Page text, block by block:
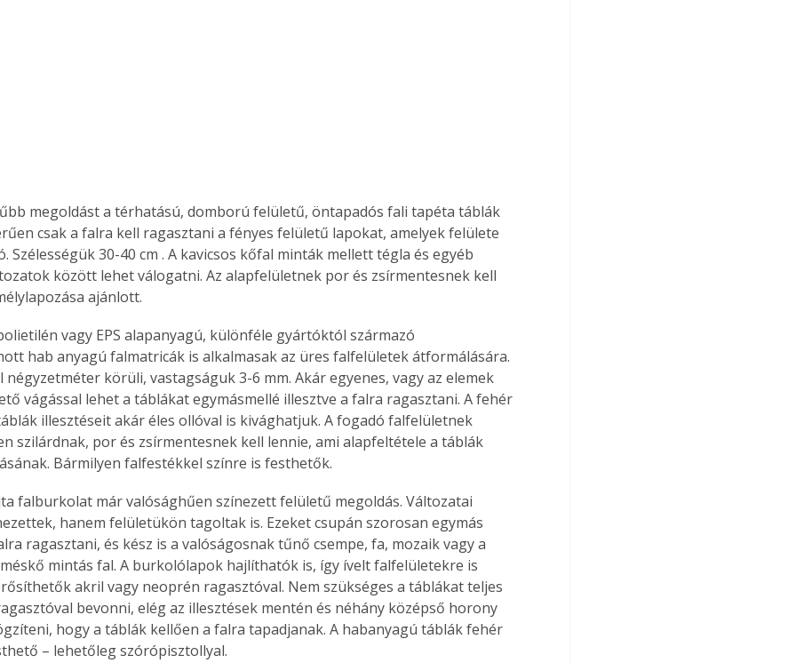
megoldást a térhatású, domború felületű, öntapadós fali tapéta táblák
csak a falra kell ragasztani a fényes felületű lapokat, amelyek felülete
Szélességük 30-40 cm . A kavicsos kőfal minták mellett tégla és egyéb
között lehet válogatni. Az alapfelületnek por és zsírmentesnek kell
ajánlott.
vagy EPS alapanyagú, különféle gyártóktól származó
hab anyagú falmatricák is alkalmasak az üres falfelületek átformálására.
négyzetméter körüli, vastagságuk 3-6 mm. Akár egyenes, vagy az elemek
vágással lehet a táblákat egymásmellé illesztve a falra ragasztani. A fehér
illesztéseit akár éles ollóval is kivághatjuk. A fogadó falfelületnek
szilárdnak, por és zsírmentesnek kell lennie, ami alapfeltétele a táblák
Bármilyen falfestékkel színre is festhetők.
falburkolat már valósághűen színezett felületű megoldás. Változatai
hanem felületükön tagoltak is. Ezeket csupán szorosan egymás
ragasztani, és kész is a valóságosnak tűnő csempe, fa, mozaik vagy a
mintás fal. A burkolólapok hajlíthatók is, így ívelt falfelületekre is
akril vagy neoprén ragasztóval. Nem szükséges a táblákat teljes
bevonni, elég az illesztések mentén és néhány középső horony
hogy a táblák kellően a falra tapadjanak. A habanyagú táblák fehér
– lehetőleg szórópisztollyal.